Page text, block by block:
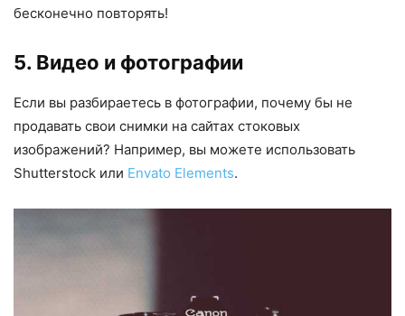
бесконечно повторять!
5. Видео и фотографии
Если вы разбираетесь в фотографии, почему бы не
продавать свои снимки на сайтах стоковых
изображений? Например, вы можете использовать
Shutterstock или Envato Elements.